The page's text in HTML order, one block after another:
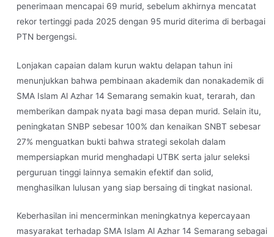
penerimaan mencapai 69 murid, sebelum akhirnya mencatat
rekor tertinggi pada 2025 dengan 95 murid diterima di berbagai
PTN bergengsi.
Lonjakan capaian dalam kurun waktu delapan tahun ini
menunjukkan bahwa pembinaan akademik dan nonakademik di
SMA Islam Al Azhar 14 Semarang semakin kuat, terarah, dan
memberikan dampak nyata bagi masa depan murid. Selain itu,
peningkatan SNBP sebesar 100% dan kenaikan SNBT sebesar
27% menguatkan bukti bahwa strategi sekolah dalam
mempersiapkan murid menghadapi UTBK serta jalur seleksi
perguruan tinggi lainnya semakin efektif dan solid,
menghasilkan lulusan yang siap bersaing di tingkat nasional.
Keberhasilan ini mencerminkan meningkatnya kepercayaan
masyarakat terhadap SMA Islam Al Azhar 14 Semarang sebagai